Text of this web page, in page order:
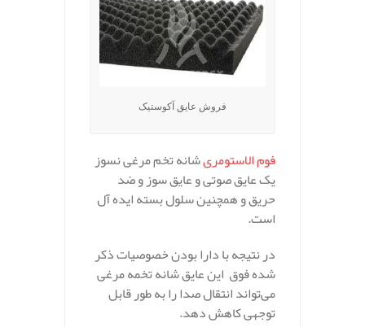
فروش عایق آکوستیک
فوم الاستومریشانه تخم مرغی نسوز
یک عایق صوتی و عایق سوز و ضد
حریق و همچنین سلول بسته ایده آل
است.
در نتیجه با دارا بودن خصوصیات ذکر
شده فوق این عایق شانه تخمه مرغی
می‌تواند انتقال صدا را به طور قابل
توجهی کاهش دهد.